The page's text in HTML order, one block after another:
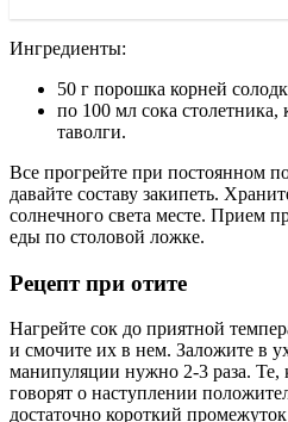
Ингредиенты:
50 г порошка корней
по 100 мл сока столетника,
таволги.
Все прогрейте при постоянном
давайте составу закипеть.
солнечного света месте. Прием
еды по столовой ложке.
Рецепт при отите
Нагрейте сок до приятной
и смочите их в нем. Заложите в
манипуляции нужно 2-3 раза. Те,
говорят о наступлении
достаточно короткий